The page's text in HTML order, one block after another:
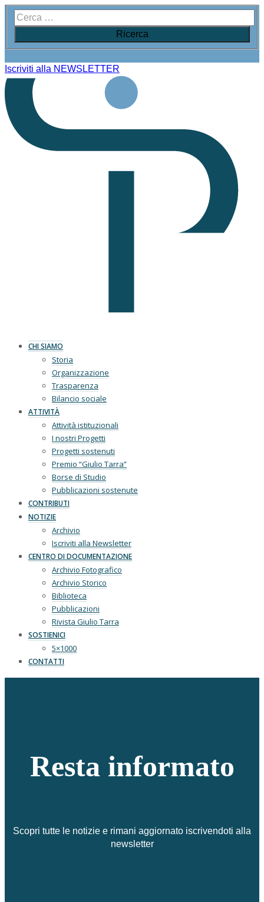
Iscriviti alla NEWSLETTER
CHI SIAMO
Storia
Organizzazione
Trasparenza
Bilancio sociale
ATTIVITÀ
Attività istituzionali
I nostri Progetti
Progetti sostenuti
Premio “Giulio Tarra”
Borse di Studio
Pubblicazioni sostenute
CONTRIBUTI
NOTIZIE
Archivio
Iscriviti alla Newsletter
CENTRO DI DOCUMENTAZIONE
Archivio Fotografico
Archivio Storico
Biblioteca
Pubblicazioni
Rivista Giulio Tarra
SOSTIENICI
5×1000
CONTATTI
Resta informato
Scopri tutte le notizie e rimani aggiornato iscrivendoti alla
newsletter